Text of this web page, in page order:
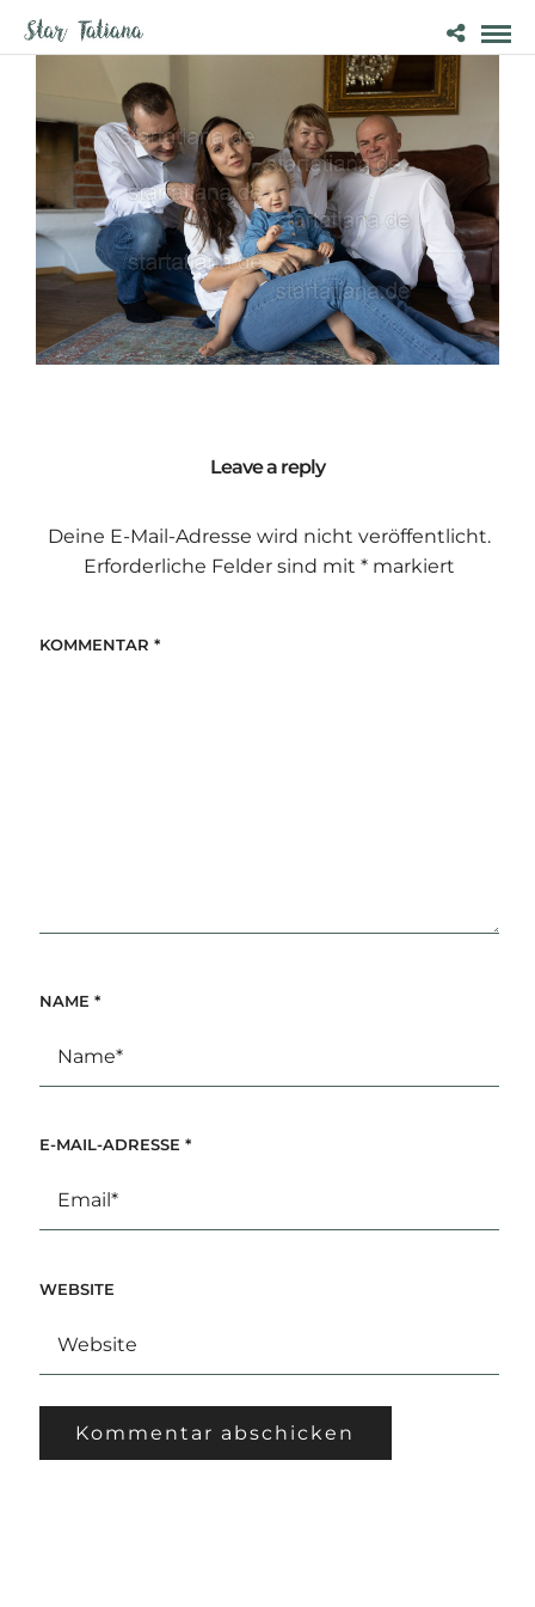
Leave a reply
Deine E-Mail-Adresse wird nicht veröffentlicht.
Erforderliche Felder sind mit *markiert
KOMMENTAR *
NAME *
E-MAIL-ADRESSE *
WEBSITE